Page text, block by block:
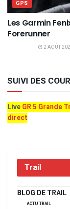
GPS
Les Garmin
Forerunner
2 AOÛT
SUIVI DES
LiveGR 5 Grande
direct
Trail
BLOG DE TRAIL
ACTU TRAIL